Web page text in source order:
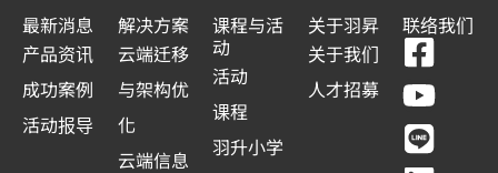
最新消息
产品资讯
成功案例
活动报导
解决方案
云端迁移
与架构优
化
云端信息
课程与活
动
活动
课程
羽升小学
关于羽昇
关于我们
人才招募
联络我们
F
a
c
e
Y
o
u
t
L
i
n
e
L
i
n
k